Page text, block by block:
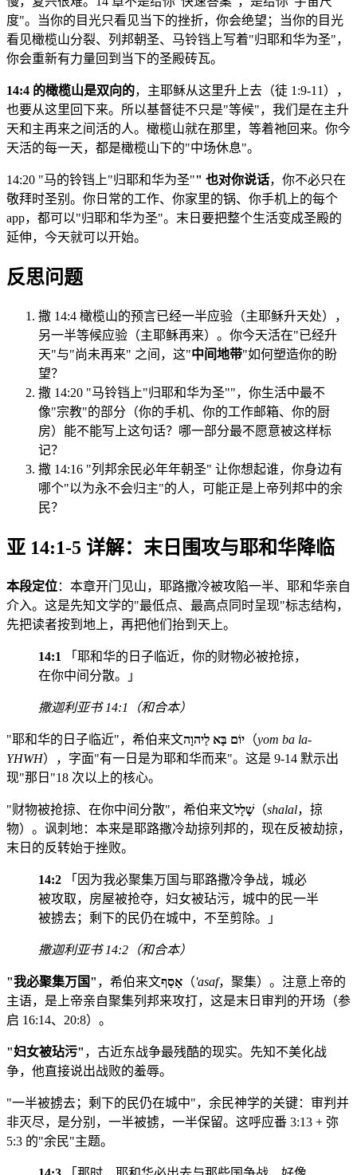
度"。当你的目光只看见当下的挫折，你会绝望；当你的目光
看见橄榄山分裂、列邦朝圣、马铃铛上写着"归耶和华为圣"，
你会重新有力量回到当下的圣殿砖瓦。
14:4 的橄榄山是双向的，主耶稣从这里升上去（徒 1:9-11），
也要从这里回下来。所以基督徒不只是"等候"，我们是在主升
天和主再来之间活的人。橄榄山就在那里，等着祂回来。你今
天活的每一天，都是橄榄山下的"中场休息"。
14:20 "马的铃铛上"归耶和华为圣"" 也对你说话，你不必只在
敬拜时圣别。你日常的工作、你家里的锅、你手机上的每个
app，都可以"归耶和华为圣"。末日要把整个生活变成圣殿的
延伸，今天就可以开始。
反思问题
撒 14:4 橄榄山的预言已经一半应验（主耶稣升天处），
另一半等候应验（主耶稣再来）。你今天活在"已经升
天"与"尚未再来" 之间，这"中间地带"如何塑造你的盼
望？
撒 14:20 "马铃铛上"归耶和华为圣""，你生活中最不
像"宗教"的部分（你的手机、你的工作邮箱、你的厨
房）能不能写上这句话？哪一部分最不愿意被这样标
记？
撒 14:16 "列邦余民必年年朝圣" 让你想起谁，你身边有
哪个"以为永不会归主"的人，可能正是上帝列邦中的余
民？
亚 14:1-5 详解：末日围攻与耶和华降临
本段定位：本章开门见山，耶路撒冷被攻陷一半、耶和华亲自
介入。这是先知文学的"最低点、最高点同时呈现"标志结构，
先把读者按到地上，再把他们抬到天上。
14:1
「耶和华的日子临近，你的财物必被抢掠，
在你中间分散。」
撒迦利亚书 14:1（和合本）
"耶和华的日子临近"，希伯来文יוֹם בָּא לַיהוָה （yom ba la-
YHWH），字面"有一日是为耶和华而来"。这是 9-14 默示出
现"那日"18 次以上的核心。
"财物被抢掠、在你中间分散"，希伯来文שָׁלָל（shalal，掠
物）。讽刺地：本来是耶路撒冷劫掠列邦的，现在反被劫掠，
末日的反转始于挫败。
14:2 「因为我必聚集万国与耶路撒冷争战，城必
被攻取，房屋被抢夺，妇女被玷污，城中的民一半
被掳去；剩下的民仍在城中，不至剪除。」
撒迦利亚书 14:2（和合本）
"我必聚集万国" ，希伯来文אָסַף （'asaf，聚集）。注意上帝的
主语，是上帝亲自聚集列邦来攻打，这是末日审判的开场（参
启 16:14、20:8）。
"妇女被玷污" ，古近东战争最残酷的现实。先知不美化战
争，他直接说出战败的羞辱。
"一半被掳去；剩下的民仍在城中"，余民神学的关键：审判并
非灭尽，是分别，一半被掳，一半保留。这呼应番 3:13 + 弥
5:3 的"余民"主题。